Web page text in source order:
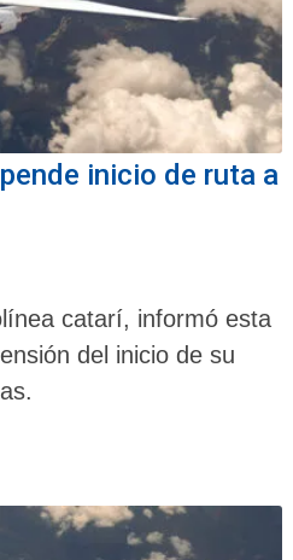
inicio de ruta a
catarí, informó esta
del inicio de su